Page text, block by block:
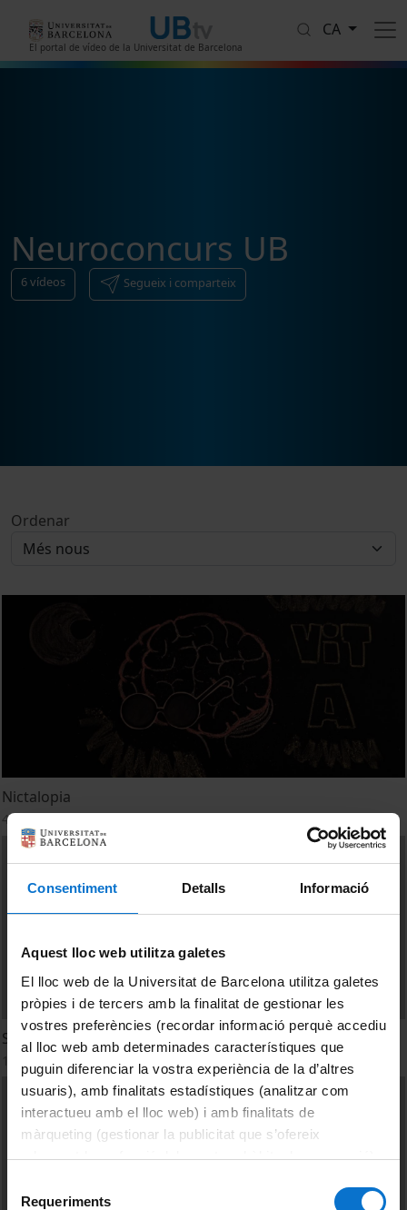
Consentiment Detalls Informació
Aquest lloc web utilitza galetes
El lloc web de la Universitat de Barcelona utilitza galetes
pròpies i de tercers amb la finalitat de gestionar les
vostres preferències (recordar informació perquè accediu
al lloc web amb determinades característiques que
puguin diferenciar la vostra experiència de la d’altres
usuaris), amb finalitats estadístiques (analitzar com
interactueu amb el lloc web) i amb finalitats de
màrqueting (gestionar la publicitat que s’ofereix
adequant-la en funció dels vostres hàbits de navegació).
consultar laPolítica de galetes del lloc web de la
Requeriments
El portal de vídeo de la Universitat de Barcelona
CA
Neuroconcurs UB
6vídeos Segueix i comparteix
Ordenar
Nictalopia
4 juny, 2013
Se puede...
1 maig, 2013